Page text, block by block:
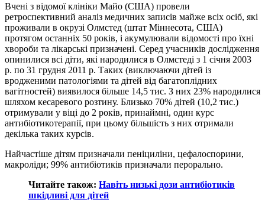
Вчені з відомої клініки Майо (США) провели
ретроспективний аналіз медичних записів майже всіх осіб, які
проживали в окрузі Олмстед (штат Міннесота, США)
протягом останніх 50 років, і акумулювали відомості про їхні
хвороби та лікарські призначені. Серед учасників дослідження
опинилися всі діти, які народилися в Олмстеді з 1 січня 2003
р. по 31 грудня 2011 р. Таких (виключаючи дітей із
вродженими патологіями та дітей від багатоплідних
вагітностей) виявилося більше 14,5 тис. З них 23% народилися
шляхом кесаревого розтину. Близько 70% дітей (10,2 тис.)
отримували у віці до 2 років, принаймні, один курс
антибіотикотерапії, при цьому більшість з них отримали
декілька таких курсів.
Найчастіше дітям призначали пеніциліни, цефалоспорини,
макроліди; 99% антибіотиків призначали перорально.
Читайте також: Навіть низькі дози антибіотиків
шкідливі для дітей